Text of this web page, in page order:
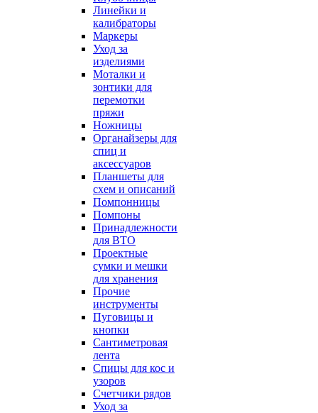
Линейки и
калибраторы
Маркеры
Уход за
изделиями
Моталки и
зонтики для
перемотки
пряжи
Ножницы
Органайзеры для
спиц и
аксессуаров
Планшеты для
схем и описаний
Помпонницы
Помпоны
Принадлежности
для ВТО
Проектные
сумки и мешки
для хранения
Прочие
инструменты
Пуговицы и
кнопки
Сантиметровая
лента
Спицы для кос и
узоров
Счетчики рядов
Уход за